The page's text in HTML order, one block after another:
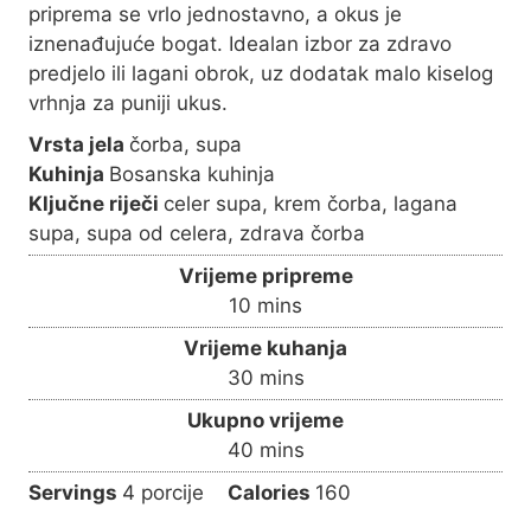
priprema se vrlo jednostavno, a okus je
iznenađujuće bogat. Idealan izbor za zdravo
predjelo ili lagani obrok, uz dodatak malo kiselog
vrhnja za puniji ukus.
Vrsta jela čorba, supa
Kuhinja Bosanska kuhinja
Ključne riječi celer supa, krem čorba, lagana
supa, supa od celera, zdrava čorba
Vrijeme pripreme
10 m
i
n
u
t
e
s
mins
Vrijeme kuhanja
30m
i
n
u
t
mins
Ukupno vrijeme
40m
i
n
mins
Servings 4 porcije Calories 160